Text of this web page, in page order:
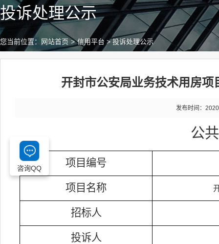
投诉处理公示
您当前位置： 网站首页 > 信用平台 >投诉处理公示
开封市公安局业务技术用房
发布时间：
公
项目编号
项目名称
招标人
投诉人
咨询QQ